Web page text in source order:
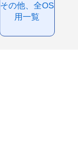
その他、全OS
用一覧